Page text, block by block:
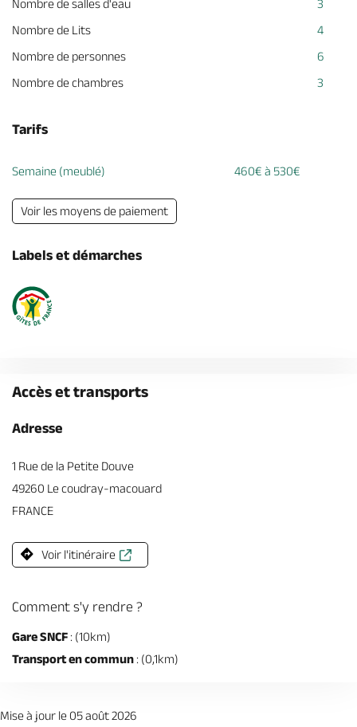
Nombre de salles d'eau
3
Nombre de Lits
4
Nombre de personnes
6
Nombre de chambres
3
Tarifs
Semaine (meublé) 460€ à 530€
Voir les moyens de paiement
Labels et démarches
Accès et transports
Adresse
1 Rue de la Petite Douve
49260 Le coudray-macouard
FRANCE
Voir l'itinéraire
Comment s'y rendre ?
Gare SNCF : (10km)
Transport en commun : (0,1km)
Mise à jour le 05 août 2026